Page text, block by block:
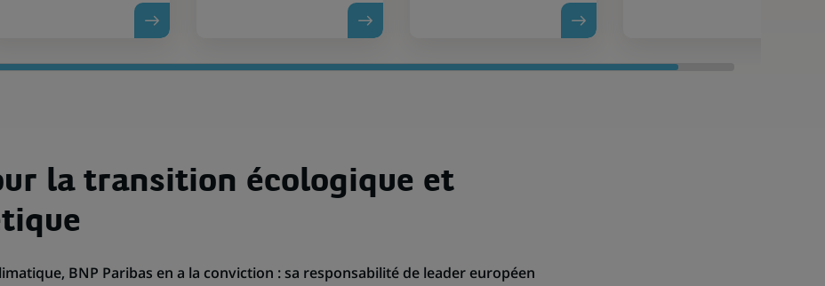
la transition écologique et
BNP Paribas en a la conviction : sa responsabilité de leader européen